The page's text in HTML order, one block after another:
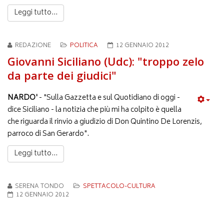
Leggi tutto...
REDAZIONE POLITICA 12 GENNAIO 2012
Giovanni Siciliano (Udc): "troppo zelo
da parte dei giudici"
NARDO'- "Sulla Gazzetta e sul Quotidiano di oggi -
dice Siciliano - la notizia che più mi ha colpito è quella
che riguarda il rinvio a giudizio di Don Quintino De Lorenzis,
parroco di San Gerardo".
Leggi tutto...
SERENA TONDO
SPETTACOLO-CULTURA
12 GENNAIO 2012